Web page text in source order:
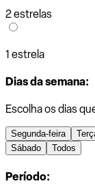
2 estrelas
1 estrela
Dias da semana:
Escolha os dias
Segunda-feira
Sábado
Todos
Período: